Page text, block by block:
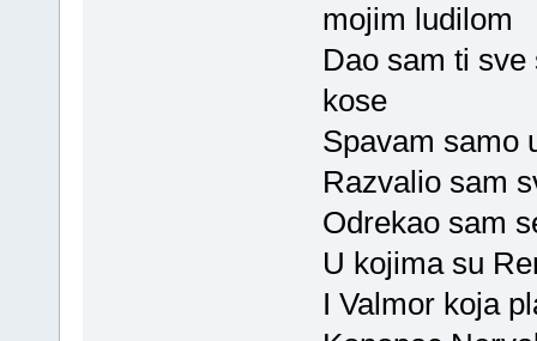
mojim ludilom
Dao sam ti
kose
Spavam samo
Razvalio sam
Odrekao sam
U kojima su
I Valmor koja